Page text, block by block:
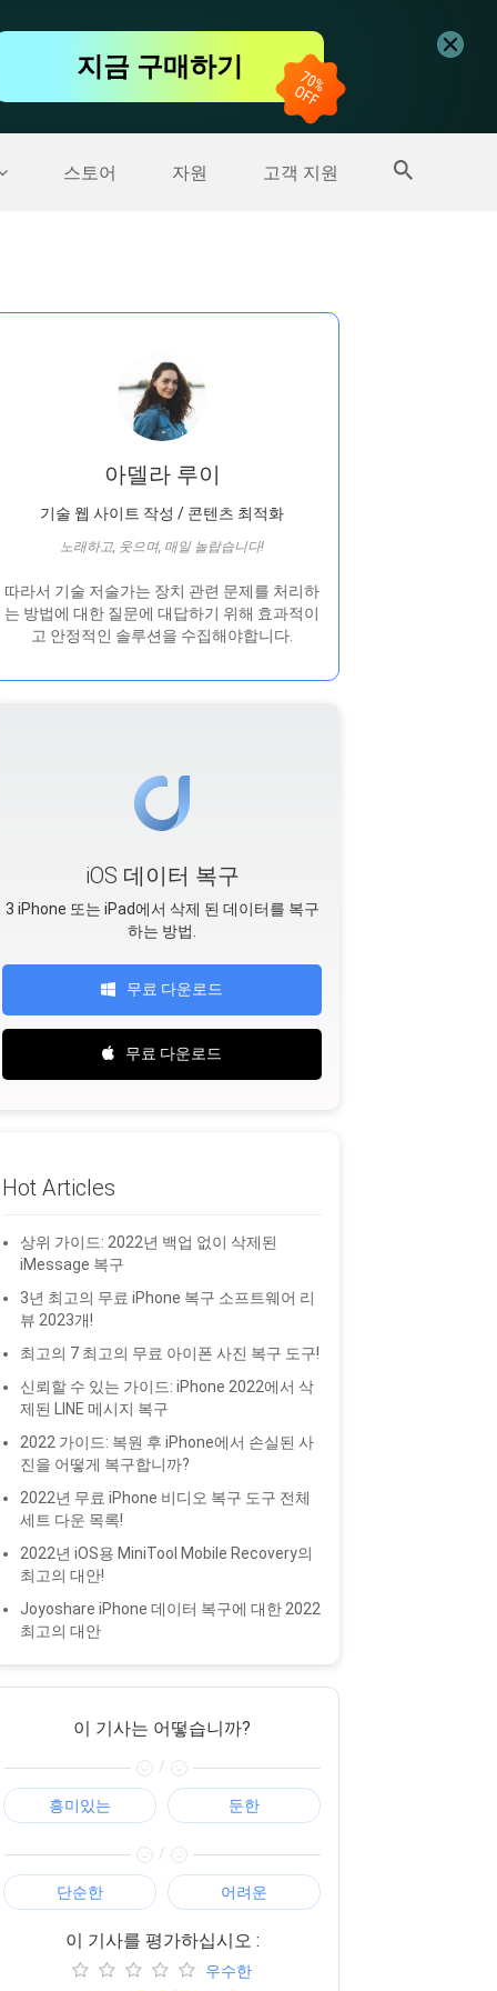
지금 구매하기
스토어 자원 고객 지원
더 많은 제품
아델라 루이
기술 웹 사이트 작성 / 콘텐츠 최적화
노래하고, 웃으며, 매일 놀랍습니다!
따라서 기술 저술가는 장치 관련 문제를 처리하
는 방법에 대한 질문에 대답하기 위해 효과적이
고 안정적인 솔루션을 수집해야합니다.
iOS 데이터 복구
3 iPhone 또는 iPad에서 삭제 된 데이터를 복구
하는 방법.
무료 다운로드
무료 다운로드
Hot Articles
상위 가이드: 2022년 백업 없이 삭제된
iMessage 복구
3년 최고의 무료 iPhone 복구 소프트웨어 리
뷰 2023개!
최고의 7 최고의 무료 아이폰 사진 복구 도구!
신뢰할 수 있는 가이드: iPhone 2022에서 삭
제된 LINE 메시지 복구
2022 가이드: 복원 후 iPhone에서 손실된 사
진을 어떻게 복구합니까?
2022년 무료 iPhone 비디오 복구 도구 전체
세트 다운 목록!
2022년 iOS용 MiniTool Mobile Recovery의
최고의 대안!
Joyoshare iPhone 데이터 복구에 대한 2022
최고의 대안
이 기사는 어떻습니까?
/
흥미있는 둔한
/
단순한 어려운
이 기사를 평가하십시오 :
우수한